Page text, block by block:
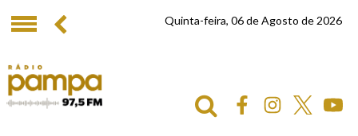
Quinta-feira, 06 de Agosto de 2026